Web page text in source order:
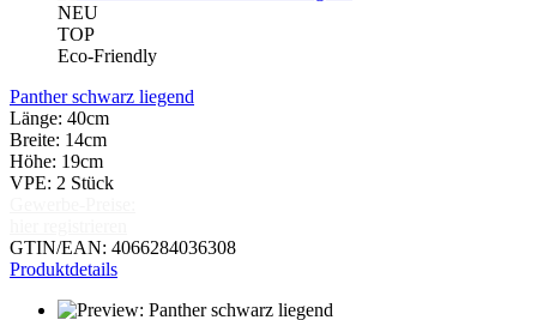
NEU
TOP
Eco-Friendly
Panther schwarz liegend
Länge: 40cm
Breite: 14cm
Höhe: 19cm
VPE: 2 Stück
GTIN/EAN: 4066284036308
Produktdetails